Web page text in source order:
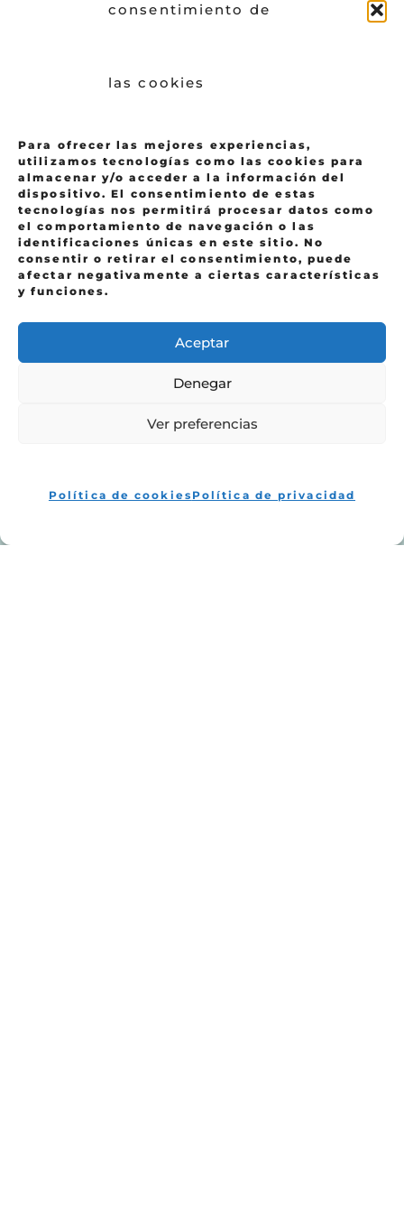
consentimiento de
las cookies
Para ofrecer las mejores experiencias,
utilizamos tecnologías como las cookies para
almacenar y/o acceder a la información del
dispositivo. El consentimiento de estas
tecnologías nos permitirá procesar datos como
el comportamiento de navegación o las
identificaciones únicas en este sitio. No
consentir o retirar el consentimiento, puede
afectar negativamente a ciertas características
y funciones.
Aceptar
Denegar
Ver preferencias
Política de cookies Política de privacidad